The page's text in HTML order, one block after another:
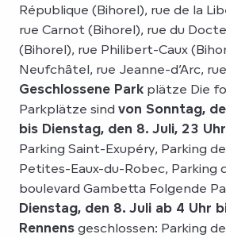
République (Bihorel), rue de la
rue Carnot (Bihorel), rue du
(Bihorel), rue Philibert-Caux
Neufchâtel, rue Jeanne-d’Arc,
Geschlossene Park plätze Die
Parkplätze sind von Sonntag,
bis Dienstag, den 8. Juli, 23
Parking Saint-Exupéry, Parking
Petites-Eaux-du-Robec, Parking
boulevard Gambetta Folgende
Dienstag, den 8. Juli ab 4 Uhr
Rennens geschlossen: Parking